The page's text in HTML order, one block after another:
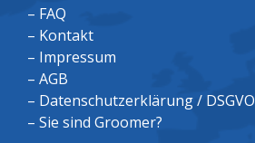
– FAQ
– Kontakt
– Impressum
– AGB
– Datenschutzerklärung / DSGVO
– Sie sind Groomer?